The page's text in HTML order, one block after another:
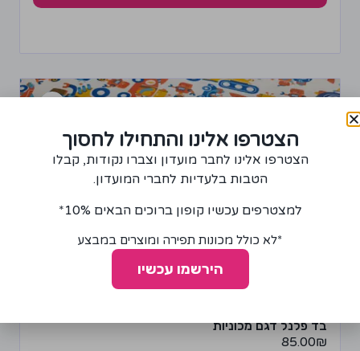
בד פלנל דגם מכוניות
85.00₪
הצטרפו אלינו והתחילו לחסוך
הצטרפו אלינו לחבר מועדון וצברו נקודות, קבלו
הטבות בלעדיות לחברי המועדון.
למצטרפים עכשיו קופון ברוכים הבאים 10%*
*לא כולל מכונות תפירה ומוצרים במבצע
הירשמו עכשיו